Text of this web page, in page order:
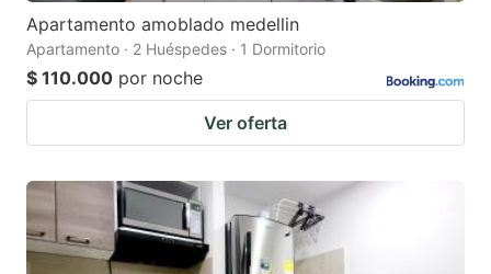
Apartamento amoblado medellin
Apartamento · 2 Huéspedes · 1 Dormitorio
$ 110.000 por noche
Ver oferta